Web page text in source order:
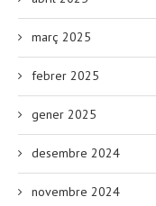
març 2025
febrer 2025
gener 2025
desembre 2024
novembre 2024